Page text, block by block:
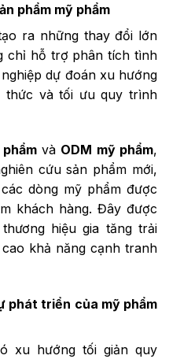
phẩm mỹ phẩm
ra những thay đổi lớn
chỉ hỗ trợ phân tích tình
dự đoán xu hướng
thức và tối ưu quy trình
và ODM mỹ phẩm,
cứu sản phẩm mới,
dòng mỹ phẩm được
khách hàng. Đây được
hiệu gia tăng trải
khả năng cạnh tranh
phát triển của mỹ phẩm
xu hướng tối giản quy